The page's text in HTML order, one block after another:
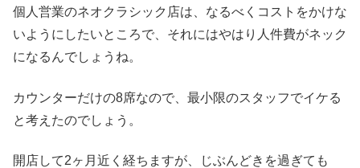
個人営業のネオクラシック店は、なるべくコストをかけな
いようにしたいところで、それにはやはり人件費がネック
になるんでしょうね。
カウンターだけの8席なので、最小限のスタッフでイケる
と考えたのでしょう。
開店して2ヶ月近く経ちますが、じぶんどきを過ぎても